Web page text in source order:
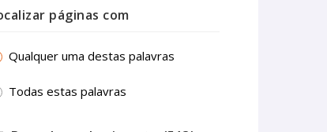
páginas com
Qualquer uma destas palavras
Todas estas palavras